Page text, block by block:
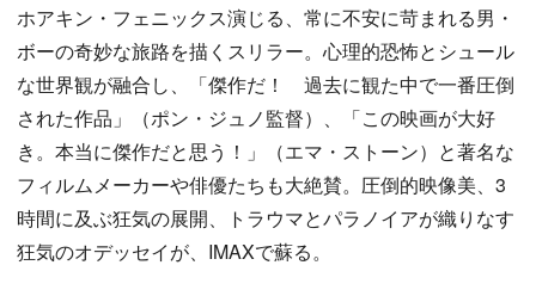
ホアキン・フェニックス演じる、常に不安に苛まれる男・
ボーの奇妙な旅路を描くスリラー。心理的恐怖とシュール
な世界観が融合し、「傑作だ！ 過去に観た中で一番圧倒
された作品」（ポン・ジュノ監督）、「この映画が大好
き。本当に傑作だと思う！」（エマ・ストーン）と著名な
フィルムメーカーや俳優たちも大絶賛。圧倒的映像美、3
時間に及ぶ狂気の展開、トラウマとパラノイアが織りなす
狂気のオデッセイが、IMAXで蘇る。